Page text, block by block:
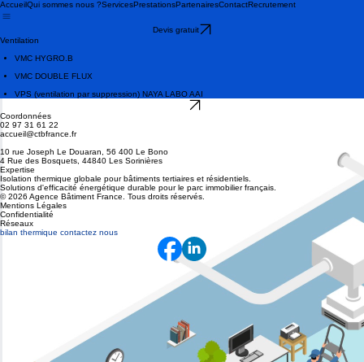
AccueilQui sommes nous ?ServicesPrestationsPartenairesContactRecrutement
Devis gratuit
Ventilation
VMC HYGRO.B
VMC DOUBLE FLUX
VPS (ventilation par suppression) NAYA LABO AAI
Coordonnées
02 97 31 61 22
accueil@ctbfrance.fr
10 rue Joseph Le Douaran, 56 400 Le Bono
4 Rue des Bosquets, 44840 Les Sorinières
Expertise
Isolation thermique globale pour bâtiments tertiaires et résidentiels.
Solutions d'efficacité énergétique durable pour le parc immobilier français.
© 2026 Agence Bâtiment France. Tous droits réservés.
Mentions Légales
Confidentialité
Réseaux
bilan thermique contactez nous